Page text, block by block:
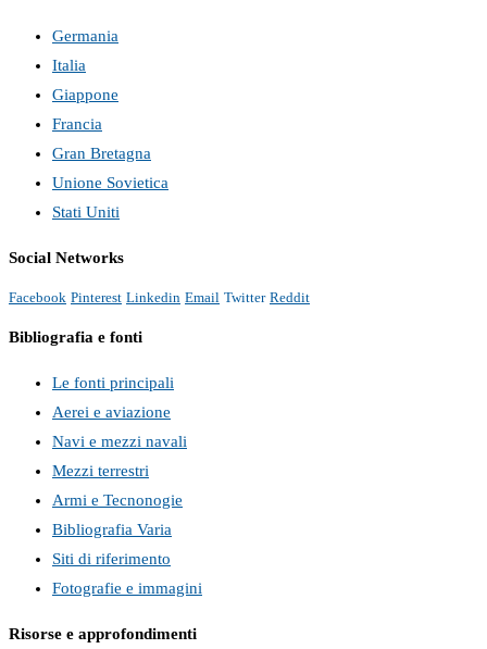
Germania
Italia
Giappone
Francia
Gran Bretagna
Unione Sovietica
Stati Uniti
Social Networks
Facebook Pinterest Linkedin Email Twitter Reddit
Bibliografia e fonti
Le fonti principali
Aerei e aviazione
Navi e mezzi navali
Mezzi terrestri
Armi e Tecnonogie
Bibliografia Varia
Siti di riferimento
Fotografie e immagini
Risorse e approfondimenti